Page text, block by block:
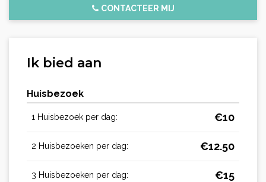
CONTACTEER MIJ
Ik bied aan
Huisbezoek
1 Huisbezoek per dag: €10
2 Huisbezoeken per dag: €12.50
3 Huisbezoeken per dag: €15